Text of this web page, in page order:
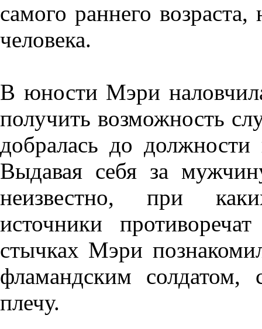
самого раннего
человека.
В юности Мэри
получить возможность
добралась до
Выдавая себя за
неизвестно, при
источники
стычках Мэри
фламандским
плечу.